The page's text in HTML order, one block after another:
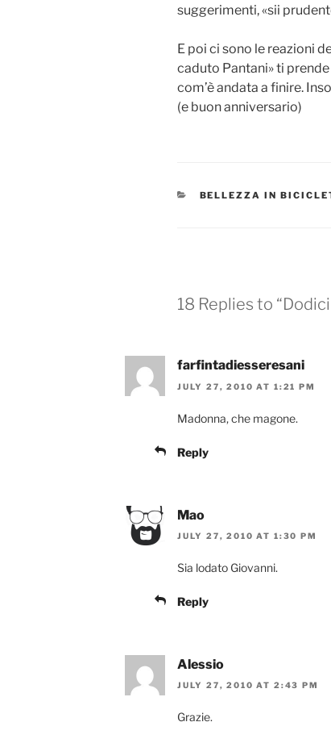
suggerimenti, «sii
E poi ci sono le reazioni
caduto Pantani» ti
com’è andata a finire.
(e buon anniversario)
CATEGORIES
BELLEZZA IN
18 Replies to
farfintadiesseresani
JULY 27, 2010 AT 1:21 PM
Madonna, che magone.
Reply
Mao
JULY 27, 2010 AT 1:30 PM
Sia lodato Giovanni.
Reply
Alessio
JULY 27, 2010 AT 2:43 PM
Grazie.